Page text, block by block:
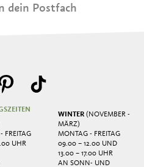
dein Postfach
FREITAG
UHR
WINTER(NOVEMBER -
MÄRZ)
MONTAG - FREITAG
09.00 – 12.00 UND
13.00 – 17.00 UHR
AN SONN- UND